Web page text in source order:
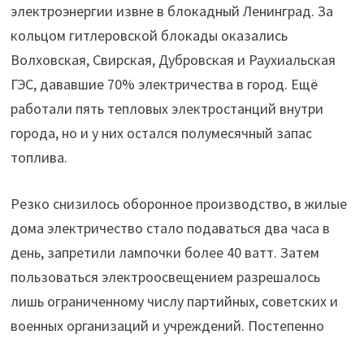
электроэнергии извне в блокадный Ленинград. За
кольцом гитлеровской блокады оказались
Волховская, Свирская, Дубровская и Раухиальская
ГЭС, дававшие 70% электричества в город. Ещё
работали пять тепловых электростанций внутри
города, но и у них остался полумесячный запас
топлива.
Резко снизилось оборонное производство, в жилые
дома электричество стало подаваться два часа в
день, запретили лампочки более 40 ватт. Затем
пользоваться электроосвещением разрешалось
лишь ограниченному числу партийных, советских и
военных организаций и учреждений. Постепенно